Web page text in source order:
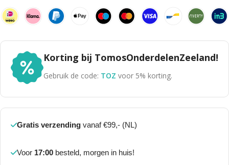
Korting bij TomosOnderdelenZeeland!
Gebruik de code: TOZ voor 5% korting.
Gratis verzending vanaf €99,- (NL)
Voor 17:00 besteld, morgen in huis!